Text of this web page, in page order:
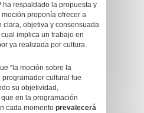
ha respaldado la propuesta y
proponía ofrecer a
clara, objetiva y consensuada
implica un trabajo en
ya realizada por cultura.
“la moción sobre la
cultural fue
su objetividad,
en la programación
cada momento prevalecerá